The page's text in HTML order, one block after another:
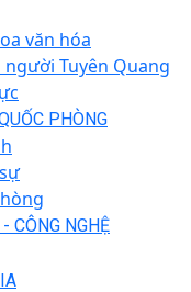
văn hóa
Tuyên Quang
PHÒNG
CÔNG NGHỆ